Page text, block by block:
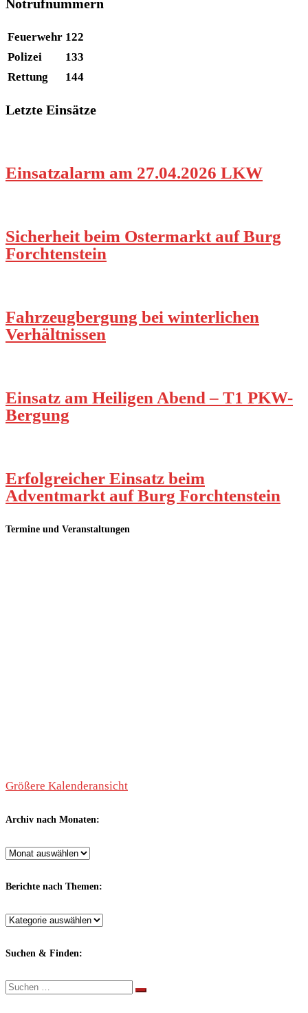
Notrufnummern
Feuerwehr 122
Polizei
133
Rettung
144
Letzte Einsätze
Einsatzalarm am 27.04.2026 LKW
Sicherheit beim Ostermarkt auf Burg
Forchtenstein
Fahrzeugbergung bei winterlichen
Verhältnissen
Einsatz am Heiligen Abend – T1 PKW-
Bergung
Erfolgreicher Einsatz beim
Adventmarkt auf Burg Forchtenstein
Termine und Veranstaltungen
Größere Kalenderansicht
Archiv nach Monaten:
Archiv
Monaten:
Berichte nach Themen:
Berichte
Themen:
Suchen & Finden:
Suche
Suchen …